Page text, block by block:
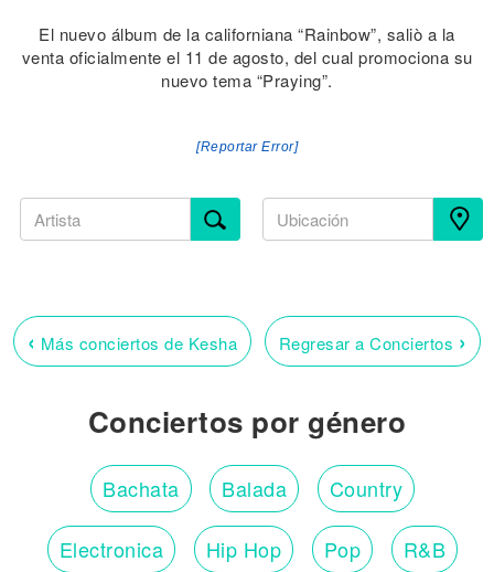
El nuevo álbum de la californiana “Rainbow”, saliò a la
venta oficialmente el 11 de agosto, del cual promociona su
nuevo tema “Praying”.
[Reportar Error]
‹ Más conciertos de Kesha Regresar a Conciertos ›
Conciertos por género
Bachata Balada Country
Electronica Hip Hop Pop R&B